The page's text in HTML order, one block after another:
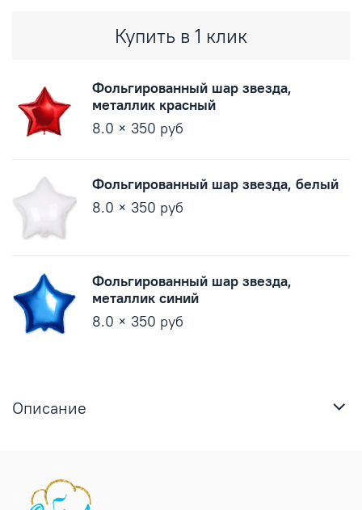
Купить в 1 клик
Фольгированный шар звезда,
металлик красный
8.0 × 350 руб
Фольгированный шар звезда, белый
8.0 × 350 руб
Фольгированный шар звезда,
металлик синий
8.0 × 350 руб
Описание